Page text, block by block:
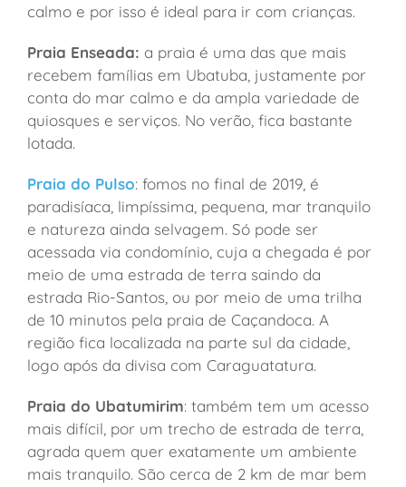
calmo e por isso é ideal para ir com crianças.
Praia Enseada: a praia é uma das que mais
recebem famílias em Ubatuba, justamente por
conta do mar calmo e da ampla variedade de
quiosques e serviços. No verão, fica bastante
lotada.
Praia do Pulso: fomos no final de 2019, é
paradisíaca, limpíssima, pequena, mar tranquilo
e natureza ainda selvagem. Só pode ser
acessada via condomínio, cuja a chegada é por
meio de uma estrada de terra saindo da
estrada Rio-Santos, ou por meio de uma trilha
de 10 minutos pela praia de Caçandoca. A
região fica localizada na parte sul da cidade,
logo após da divisa com Caraguatatura.
Praia do Ubatumirim: também tem um acesso
mais difícil, por um trecho de estrada de terra,
agrada quem quer exatamente um ambiente
mais tranquilo. São cerca de 2 km de mar bem